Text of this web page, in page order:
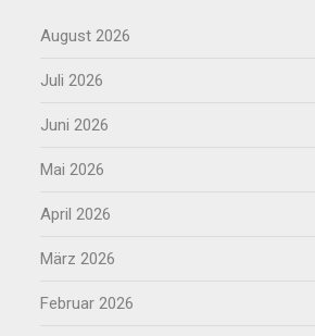
August 2026
Juli 2026
Juni 2026
Mai 2026
April 2026
März 2026
Februar 2026